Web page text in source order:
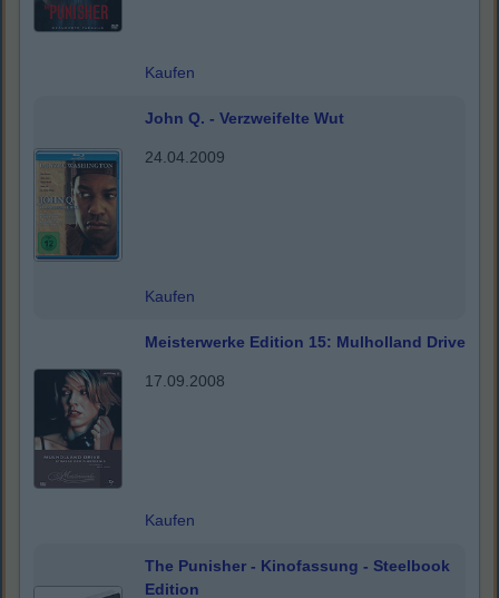
Kaufen
John Q. - Verzweifelte Wut
24.04.2009
Kaufen
Meisterwerke Edition 15: Mulholland Drive
17.09.2008
Kaufen
The Punisher - Kinofassung - Steelbook
Edition